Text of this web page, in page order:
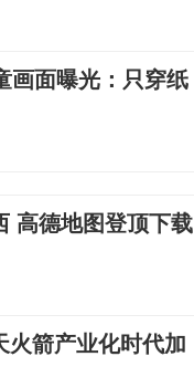
画面曝光：只穿纸
高德地图登顶下载
火箭产业化时代加